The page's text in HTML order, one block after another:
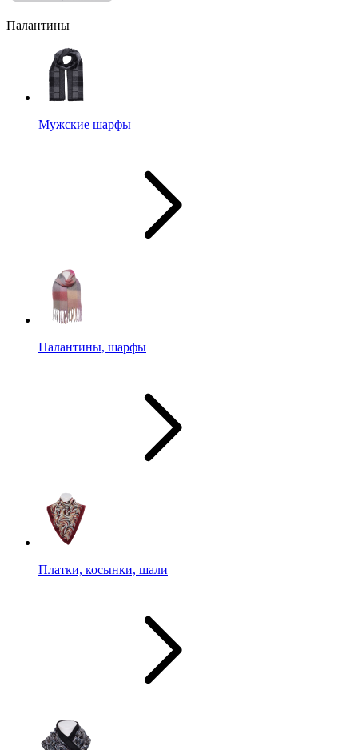
Палантины
Мужские шарфы
Палантины, шарфы
Платки, косынки, шали